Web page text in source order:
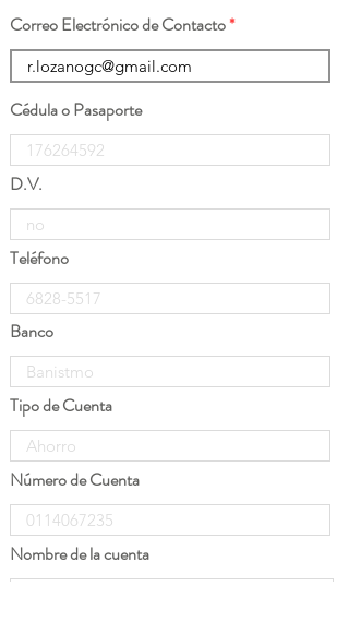
Correo Electrónico de Contacto
Cédula o Pasaporte
D.V.
Teléfono
Banco
Tipo de Cuenta
Número de Cuenta
Nombre de la cuenta